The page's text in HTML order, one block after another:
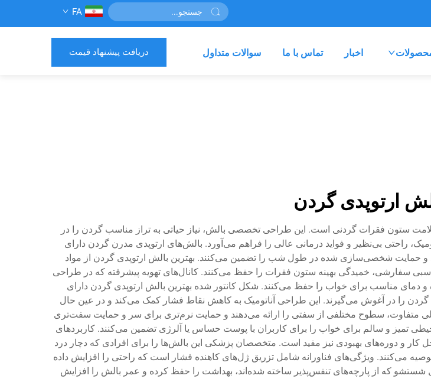
FA
اخبار تماس با ما سوالات متداول دریافت پیشنهاد قیمت
ارتوپدی گردن
ستون فقرات گردنی است. این طراحی تخصصی بالش، نیاز حیاتی به تراز مناسب گردن را در
راحتی بی‌نظیر و فواید درمانی عالی را فراهم می‌آورد. بالش‌های ارتوپدی مدرن گردن دارای
حمایت شخصی‌سازی شده در طول شب را تضمین می‌کنند. بهترین بالش ارتوپدی گردن از مواد
سفارشی، خمیدگی بهینه ستون فقرات را حفظ می‌کنند. کانال‌های تهویه پیشرفته که در طراحی
و دمای مناسب برای خواب را حفظ می‌کنند. شکل کانتور شده بهترین بالش ارتوپدی گردن دارای
را در آغوش می‌گیرند. این طراحی آناتومیک به کاهش نقاط فشار کمک می‌کند و در عین حال
متفاوت، سطوح مختلفی از سفتی را ارائه می‌دهند و حمایت نرم‌تری برای سر و حمایت سفت‌تری
و سالم برای خواب را برای کاربران با پوست حساس یا آلرژی تضمین می‌کنند. کاربردهای
و دوره‌های بهبودی نیز مفید است. متخصصان پزشکی این بالش‌ها را برای افرادی که دچار درد
می‌کنند. ویژگی‌های فناورانه شامل تزریق ژل‌های کاهنده فشار است که راحتی را افزایش داده
که از پارچه‌های تنفس‌پذیر ساخته شده‌اند، بهداشت را حفظ کرده و عمر بالش را افزایش